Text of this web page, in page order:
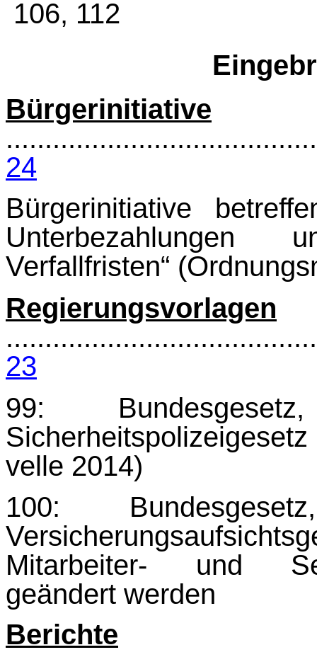
106, 112
Bürgerinitiative
24
Bürgerinitiative
Unterbezahlungen
Verfallfristen“
Regierungsvorlagen
23
99:
velle 2014)
100:
Mitarbeiter- und
geändert werden
Berichte